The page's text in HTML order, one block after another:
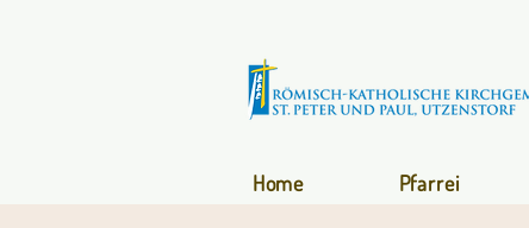
Home Pfarrei